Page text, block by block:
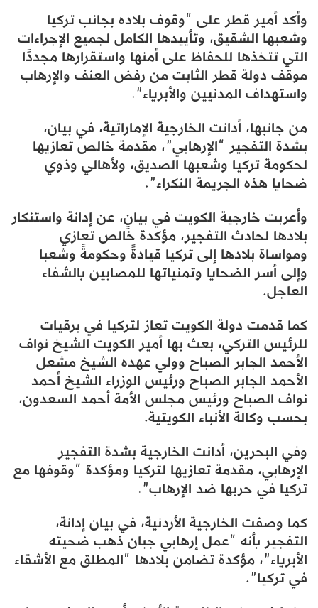
وأكد أمير قطر على “وقوف بلاده بجانب تركيا
وشعبها الشقيق، وتأييدها الكامل لجميع الإجراءات
التي تتخذها للحفاظ على أمنها واستقرارها مجددًا
موقف دولة قطر الثابت من رفض العنف والإرهاب
واستهداف المدنيين والأبرياء”.
من جانبها، أدانت الخارجية الإماراتية، في بيان،
بشدة التفجير “الإرهابي”، مقدمة خالص تعازيها
لحكومة تركيا وشعبها الصديق، ولأهالي وذوي
ضحايا هذه الجريمة النكراء”.
وأعربت خارجية الكويت في بيانٍ، عن إدانة واستنكار
بلادها لحادث التفجير، مؤكدة خالص تعازي
ومواساة بلادها إلى تركيا قيادةً وحكومةً وشعبا
وإلى أسر الضحايا وتمنياتها للمصابين بالشفاء
العاجل.
كما قدمت دولة الكويت تعاز لتركيا في برقيات
للرئيس التركي، بعث بها أمير الكويت الشيخ نواف
الأحمد الجابر الصباح وولي عهده الشيخ مشعل
الأحمد الجابر الصباح ورئيس الوزراء الشيخ أحمد
نواف الصباح ورئيس مجلس الأمة أحمد السعدون،
بحسب وكالة الأنباء الكويتية.
وفي البحرين، أدانت الخارجية بشدة التفجير
الإرهابي، مقدمة تعازيها لتركيا ومؤكدة “وقوفها مع
تركيا في حربها ضد الإرهاب”.
كما وصفت الخارجية الأردنية، في بيان إدانة،
التفجير بأنه “عمل إرهابي جبان ذهب ضحيته
الأبرياء”، مؤكدة تضامن بلادها “المطلق مع الأشقاء
في تركيا”.